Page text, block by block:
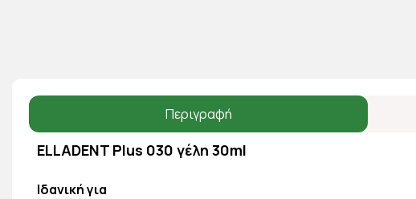
Περιγραφή
ELLADENT Plus 030 γέλη 30ml
Ιδανική για